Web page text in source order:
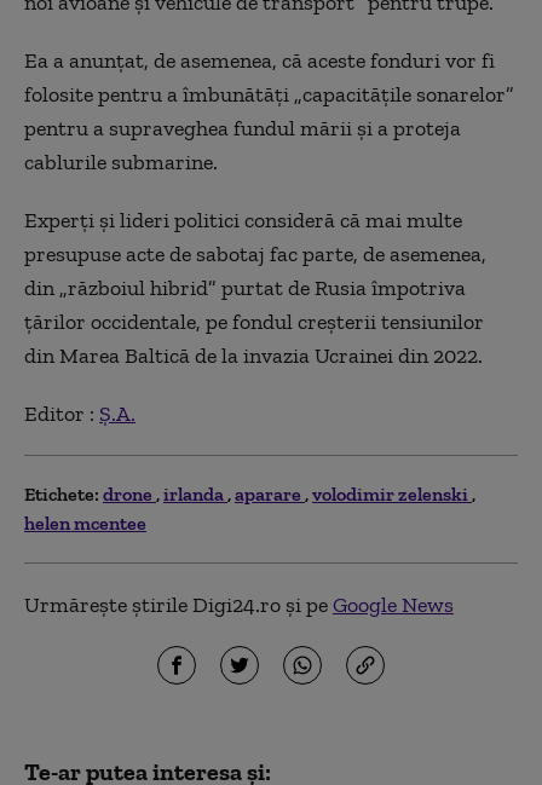
Ea a anunţat, de asemenea, că aceste fonduri vor fi
folosite pentru a îmbunătăţi „capacităţile sonarelor”
pentru a supraveghea fundul mării şi a proteja
cablurile submarine.
Experţi şi lideri politici consideră că mai multe
presupuse acte de sabotaj fac parte, de asemenea,
din „războiul hibrid” purtat de Rusia împotriva
ţărilor occidentale, pe fondul creşterii tensiunilor
din Marea Baltică de la invazia Ucrainei din 2022.
Editor : Ș.A.
Etichete: drone irlanda aparare volodimir zelenski
helen mcentee
Urmărește știrile Digi24.ro și peGoogle News
Te-ar putea interesa și: